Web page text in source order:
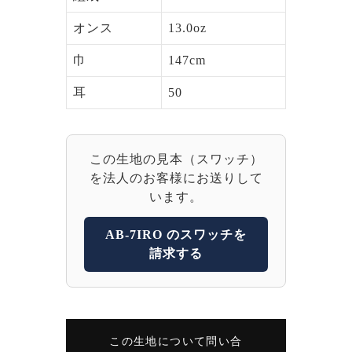
オンス 13.0oz
巾 147cm
耳 50
この生地の見本（スワッチ）
を法人のお客様にお送りして
います。
AB-7IRO のスワッチを
請求する
この生地について問い合